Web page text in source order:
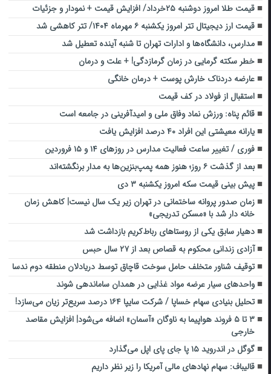
قیمت طلا امروز دوشنبه ۲۵خرداد/ افزایش قیمت + نمودار و جزئیات
قیمت ارز دیجیتال تتر امروز یکشنبه ۶ مهرماه ۱۴۰۴/ تتر کاهشی شد
مدارس، دانشگاه‌ها و ادارات تهران تا شنبه آینده تعطیل شد
خطر سکته گرمایی در زمان گرمازدگی! + علت و درمان
عارضه دردناک خارش پوست + درمان خانگی
استقبال از فولاد در کف قیمت
قائم پناه: ورزش نماد وفاق ملی و امیدآفرینی در جامعه است
یارانه معیشتی این افراد ۴۰ درصد افزایش یافت
فوری / تغییر ساعت فعالیت مدارس در روزهای ۱۴ و ۱۵ فروردین
بعد از گذشت ۶ روز؛ هنوز همه پمپ‌بنزین‌ها به مدار برنگشته‌اند
پیش بینی قیمت سکه امروز یکشنبه ۳ دی
زمان صدور پروانه ساختمانی در تهران زیر یک سال نیست| کاهش زمان
خانه دار شد با «مسکن تدریجی»
دهیار سابق یکی از روستاهای رباط‌کریم بازداشت شد
آزادی زندانی محکوم به قصاص بعد از ۲۷ سال حبس
توقیف شناور متخلف حامل سوخت قاچاق توسط دریادلان منطقه دوم ندسا
واحدهای سیار عرضه مواد غذایی در همدان ساماندهی شوند
تحلیل بنیادی سهام خساپا / شرکت سایپا ۱۶۴ درصد سریع‌تر زیان می‌سازد!
۳ تا ۵ فروند هواپیما به ناوگان «آسمان» اضافه می‌شود| افزایش مقاصد
خارجی
گوگل در اندروید ۱۵ پا جای پای اپل می‌گذارد
قالیباف: سهام‌ نهادهای مالی آمریکا را زیر نظر داریم